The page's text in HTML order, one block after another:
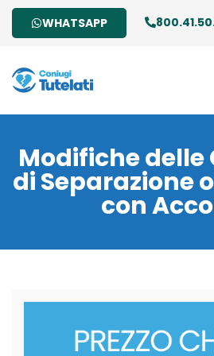
WHATSAPP
Modifiche delle
di Separazione
con